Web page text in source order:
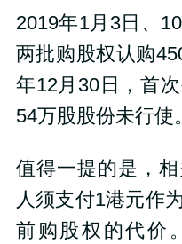
2019年1月3日、
两批购股权认购
年12月30日，首
54万股股份未行使。
值得一提的是，
人须支付1港元作
前购股权的代价